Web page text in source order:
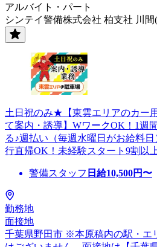
アルバイト・パート
シンテイ警備株式会社 柏支社 川間
土日祝のみ★【東雲エリアのカー
て案内・誘導】WワークOK！1週
る♪週払い（毎週水曜日がお給料
行直帰OK！未経験スタート9割以
警備スタッフ 日給10,500円〜
勤務地
面接地
千葉県野田市 ※本原稿内の駅・エ